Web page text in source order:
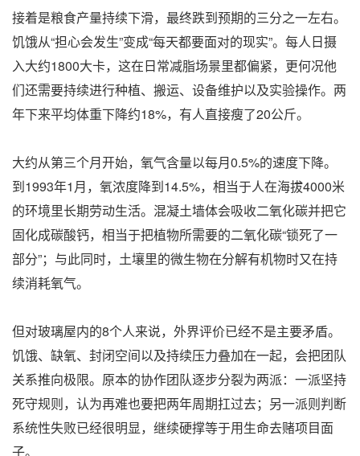
接着是粮食产量持续下滑，最终跌到预期的三分之一左右。
饥饿从“担心会发生”变成“每天都要面对的现实”。每人日摄
入大约1800大卡，这在日常减脂场景里都偏紧，更何况他
们还需要持续进行种植、搬运、设备维护以及实验操作。两
年下来平均体重下降约18%，有人直接瘦了20公斤。
大约从第三个月开始，氧气含量以每月0.5%的速度下降。
到1993年1月，氧浓度降到14.5%，相当于人在海拔4000米
的环境里长期劳动生活。混凝土墙体会吸收二氧化碳并把它
固化成碳酸钙，相当于把植物所需要的二氧化碳“锁死了一
部分”；与此同时，土壤里的微生物在分解有机物时又在持
续消耗氧气。
但对玻璃屋内的8个人来说，外界评价已经不是主要矛盾。
饥饿、缺氧、封闭空间以及持续压力叠加在一起，会把团队
关系推向极限。原本的协作团队逐步分裂为两派：一派坚持
死守规则，认为再难也要把两年周期扛过去；另一派则判断
系统性失败已经很明显，继续硬撑等于用生命去赌项目面
子。